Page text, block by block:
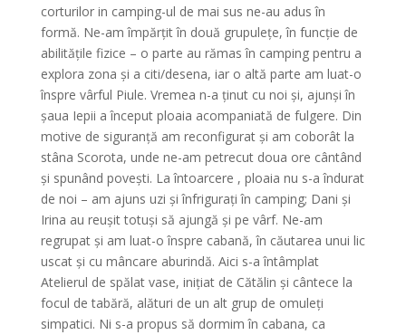
corturilor in camping-ul de mai sus ne-au adus în
formă. Ne-am împărțit în două grupulețe, în funcție de
abilitățile fizice – o parte au rămas în camping pentru a
explora zona și a citi/desena, iar o altă parte am luat-o
înspre vârful Piule. Vremea n-a ținut cu noi și, ajunși în
șaua Iepii a început ploaia acompaniată de fulgere. Din
motive de siguranță am reconfigurat și am coborât la
stâna Scorota, unde ne-am petrecut doua ore cântând
și spunând povești. La întoarcere , ploaia nu s-a îndurat
de noi – am ajuns uzi și înfrigurați în camping; Dani și
Irina au reușit totuși să ajungă și pe vârf. Ne-am
regrupat și am luat-o înspre cabană, în căutarea unui lic
uscat și cu mâncare aburindă. Aici s-a întâmplat
Atelierul de spălat vase, inițiat de Cătălin și cântece la
focul de tabără, alături de un alt grup de omuleți
simpatici. Ni s-a propus să dormim în cabana, ca